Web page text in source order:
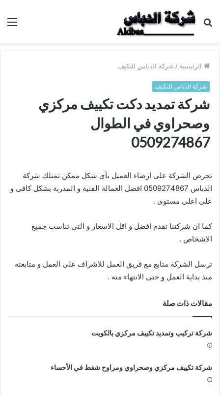
بحث
عن
الرئيسية / شركة الدباس للتكيف
شركة الدباس للتكيف
شركة تمديد دكت تكييف مركزي
وصحراوي في الطوال
0509274867
تحرص الشركة على ارضاء العميل بأى شكل ممكن تمتلك شركة
الدباس 0509274867 افضل العمالة الفنية و المدربة بشكل كافى و
على اعلى مستوى .
كما ان شركتنا تقدم افضل و اقل الاسعار و التى تناسب جميع
الاشخاص .
ترسل الشركة متابع مع فريق العمل للاشراف على العمل و متابعته
منذ بداية العمل و حتى الانتهاء منه .
مقالات ذات صلة
شركة تركيب وتمديد تكييف مركزي بالكويت
شركة تكييف مركزي وصحراوي ومراوح شفط في الأحساء